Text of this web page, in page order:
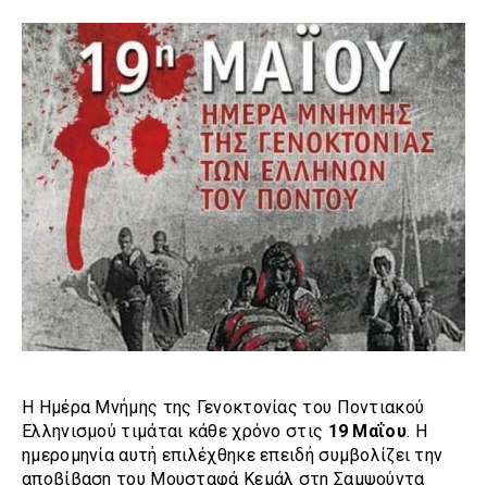
Η Ημέρα Μνήμης της Γενοκτονίας του Ποντιακού
Ελληνισμού τιμάται κάθε χρόνο στις 19 Μαΐου. Η
ημερομηνία αυτή επιλέχθηκε επειδή συμβολίζει την
αποβίβαση του Μουσταφά Κεμάλ στη Σαμψούντα